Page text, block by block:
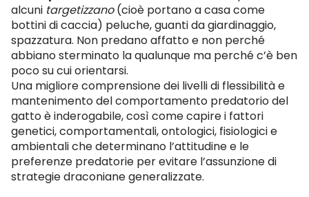
alcuni targetizzano(cioè portano a casa come
bottini di caccia) peluche, guanti da giardinaggio,
spazzatura. Non predano affatto e non perché
abbiano sterminato la qualunque ma perché c’è ben
poco su cui orientarsi.
Una migliore comprensione dei livelli di flessibilità e
mantenimento del comportamento predatorio del
gatto è inderogabile, così come capire i fattori
genetici, comportamentali, ontologici, fisiologici e
ambientali che determinano l’attitudine e le
preferenze predatorie per evitare l’assunzione di
strategie draconiane generalizzate.